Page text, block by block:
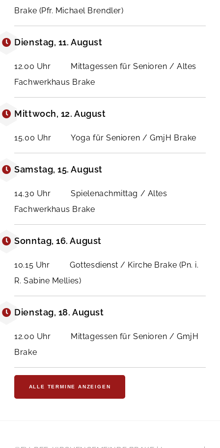
Brake (Pfr. Michael Brendler)
Dienstag, 11. August
12.00 Uhr Mittagessen für Senioren / Altes
Fachwerkhaus Brake
Mittwoch, 12. August
15.00 Uhr Yoga für Senioren / GmjH Brake
Samstag, 15. August
14.30 Uhr Spielenachmittag / Altes
Fachwerkhaus Brake
Sonntag, 16. August
10.15 Uhr Gottesdienst / Kirche Brake (Pn. i.
R. Sabine Mellies)
Dienstag, 18. August
12.00 Uhr Mittagessen für Senioren / GmjH
Brake
ALLE TERMINE ANZEIGEN